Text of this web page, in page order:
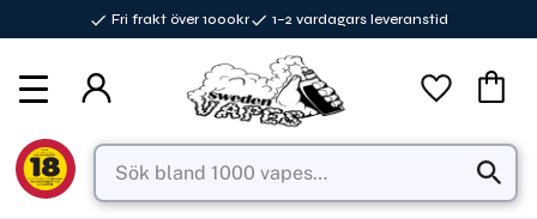
Fri frakt över 1000kr 1–2 vardagars leveranstid
Favoriter